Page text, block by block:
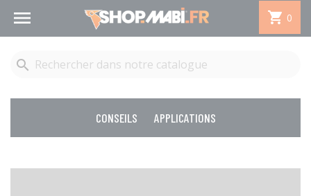
  0

CONSEILS APPLICATIONS